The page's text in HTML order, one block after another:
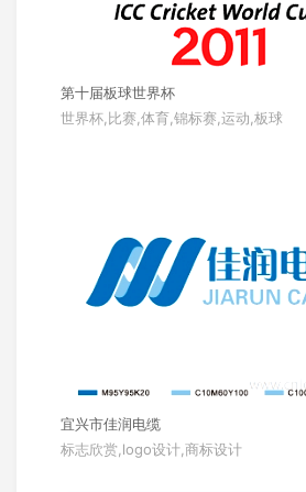
第十届板球世界杯
世界杯,比赛,体育,锦标赛,运动,板球
宜兴市佳润电缆
标志欣赏,logo设计,商标设计